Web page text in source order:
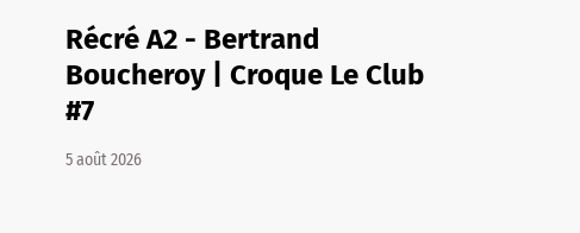
Récré A2 - Bertrand
Boucheroy | Croque Le Club
#7
5 août 2026